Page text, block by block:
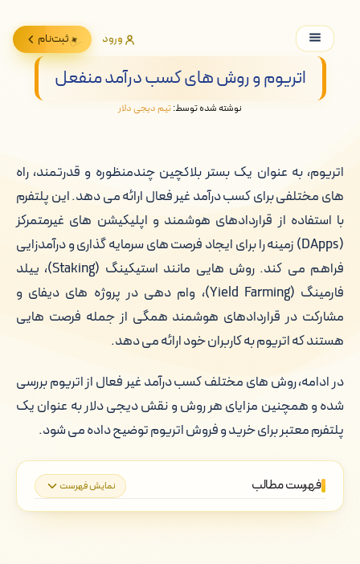
ورود ثبت‌نام
اتریوم و روش های کسب درآمد منفعل
نوشته شده توسط:تیم دیجی دلار
اتریوم، به عنوان یک بستر بلاکچین چندمنظوره و قدرتمند، راه
های مختلفی برای کسب درآمد غیر فعال ارائه می دهد. این پلتفرم
با استفاده از قراردادهای هوشمند و اپلیکیشن های غیرمتمرکز
(DApps) زمینه را برای ایجاد فرصت های سرمایه گذاری و درآمدزایی
فراهم می کند. روش هایی مانند استیکینگ (Staking)، ییلد
فارمینگ (Yield Farming)، وام دهی در پروژه های دیفای و
مشارکت در قراردادهای هوشمند همگی از جمله فرصت هایی
هستند که اتریوم به کاربران خود ارائه می دهد.
در ادامه، روش های مختلف کسب درآمد غیر فعال از اتریوم بررسی
شده و همچنین مزایای هر روش و نقش دیجی دلار به عنوان یک
پلتفرم معتبر برای خرید و فروش اتریوم توضیح داده می شود.
فهرست مطالب نمایش فهرست
استیکینگ اتریوم: پایه و اساس درآمد غیر